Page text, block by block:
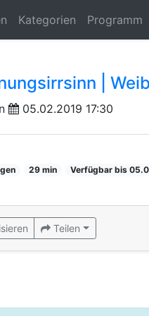
Kategorien Programm
|
05.02.2019 17:30
29 min Verfügbar bis
Teilen